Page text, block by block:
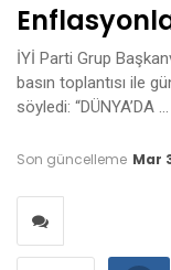
İYİ Parti Grup
basın toplantısı ile
söyledi: “DÜNYA’DA …
Son güncelleme Mar